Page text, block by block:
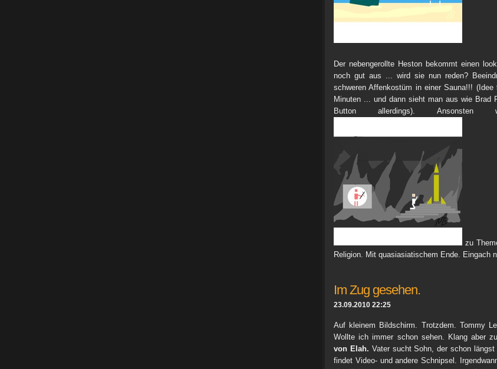
Der nebengerollte Heston bekommt einen
noch gut aus ... wird sie nun reden?
schweren Affenkostüm in einer Sauna!!!
Minuten ... und dann sieht man aus wie Brad
Button allerdings). Ansonsten
zu
Religion. Mit quasiasiatischem Ende. Eingach
Im Zug gesehen.
23.09.2010 22:25
Auf kleinem Bildschirm. Trotzdem. Tommy
Wollte ich immer schon sehen. Klang aber
von Elah. Vater sucht Sohn, der schon
findet Video- und andere Schnipsel.